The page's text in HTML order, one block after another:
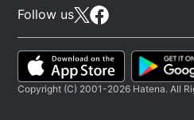
Follow us
Copyright (C) 2001-2026 Hatena. All